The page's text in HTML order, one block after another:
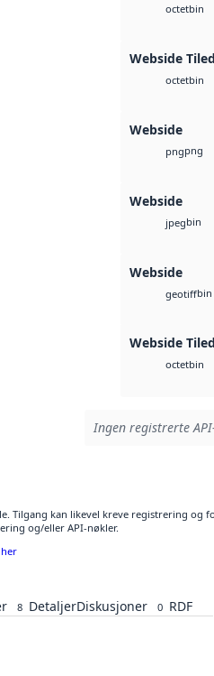
octetbin
Webside
octetbin
Webside
pngpng
Webside
jpegbin
Webside
geotiffbin
Webside
octetbin
Ingen registrerte
Tilgang kan likevel kreve registrering og
og/eller API-nøkler.
8 DetaljerDiskusjoner 0 RDF